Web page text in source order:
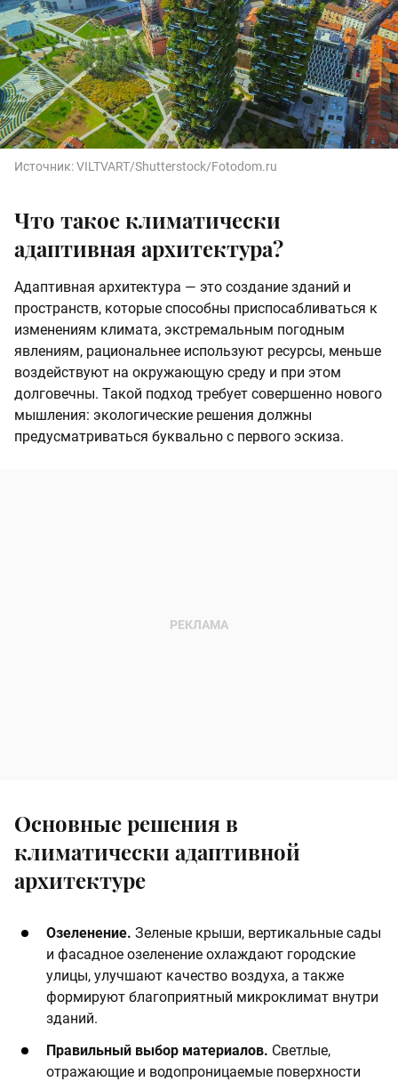
Источник:VILTVART/Shutterstock/Fotodom.ru
Что такое климатически
адаптивная архитектура?
Адаптивная архитектура — это создание зданий и
пространств, которые способны приспосабливаться к
изменениям климата, экстремальным погодным
явлениям, рациональнее используют ресурсы, меньше
воздействуют на окружающую среду и при этом
долговечны. Такой подход требует совершенно нового
мышления: экологические решения должны
предусматриваться буквально с первого эскиза.
Основные решения в
климатически адаптивной
архитектуре
Озеленение. Зеленые крыши, вертикальные сады
и фасадное озеленение охлаждают городские
улицы, улучшают качество воздуха, а также
формируют благоприятный микроклимат внутри
зданий.
Правильный выбор материалов. Светлые,
отражающие и водопроницаемые поверхности